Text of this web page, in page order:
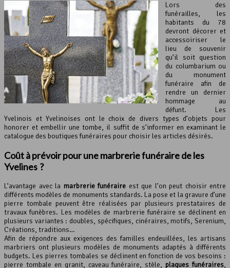
Lors des
funérailles, les
habitants du 78
devront décorer et
accessoiriser le
lieu de souvenir
qu’il soit question
du columbarium ou
du monument
funéraire afin de
rendre un dernier
hommage au
défunt. Les
Yvelinois et Yvelinoises ont le choix de divers types d’objets pour
honorer et embellir une tombe, il suffit de s’informer en examinant le
catalogue des boutiques funéraires pour choisir les articles désirés.
Coût à prévoir pour une marbrerie funéraire de les
Yvelines ?
L’avantage avec la marbrerie funéraire est que l’on peut choisir entre
différents modèles de monuments standards. La pose et la gravure d’une
pierre tombale peuvent être réalisées par plusieurs prestataires de
travaux funèbres. Les modèles de marbrerie funéraire se déclinent en
plusieurs variantes : doubles, spécifiques, cinéraires, motifs, Serenium,
Créations, traditions…
Afin de répondre aux exigences des familles endeuillées, les artisans
marbriers ont plusieurs modèles de monuments adaptés à différents
budgets. Les pierres tombales se déclinent en fonction de vos besoins :
pierre tombale en granit, caveau funéraire, stèle, plaques funéraires,